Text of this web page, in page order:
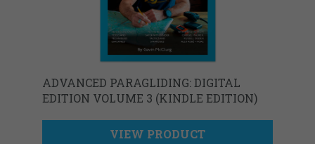
ADVANCED PARAGLIDING: DIGITAL
EDITION VOLUME 3 (KINDLE EDITION)
VIEW PRODUCT